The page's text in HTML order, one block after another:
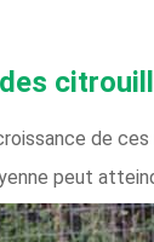
de
peut